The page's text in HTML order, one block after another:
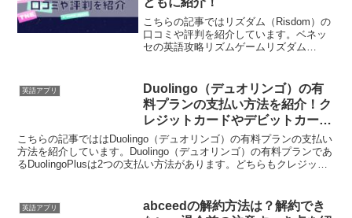
こちらの記事ではリズダム（Risdom）の
口コミや評判を紹介しています。ベネッ
セの英語攻略リズムゲームリズダム
学習ができそう！と良い口コミが目立
ち、高い評価を受け...
英語アプリ
Duolingo（デュオリンゴ）の有
料プランの支払い方法を紹介！ク
レジットカードやデビットカード
の使用についても！
こちらの記事でははDuolingo（デュオリンゴ）の有料プランの支払い
方法を紹介しています。Duolingo（デュオリンゴ）の有料プランであ
るDuolingoPlusは2つの支払い方法があります。どちらもクレジット
英語アプリ
abceedの解約方法は？解約でき